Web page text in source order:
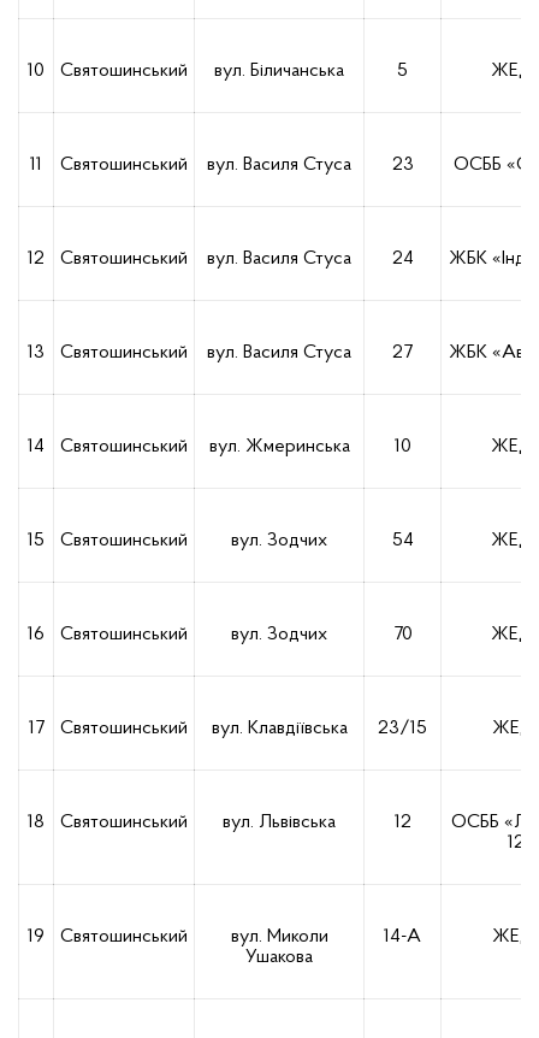
10 Святошинський вул. Біличанська 5
11 Святошинський вул. Василя Стуса 23 ОСББ
12 Святошинський вул. Василя Стуса 24 ЖБК
13 Святошинський вул. Василя Стуса 27 ЖБК
14 Святошинський вул. Жмеринська 10
15 Святошинський вул. Зодчих 54
16 Святошинський вул. Зодчих 70
17 Святошинський вул. Клавдіївська 23/15
18 Святошинський вул. Львівська 12
ОСББ
12»
19 Святошинський
вул. Миколи
Ушакова
14-А